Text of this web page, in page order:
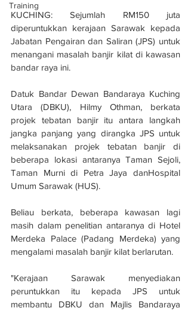
Training
KUCHING: Sejumlah RM150 juta
diperuntukkan kerajaan Sarawak kepada
Jabatan Pengairan dan Saliran (JPS) untuk
menangani masalah banjir kilat di kawasan
bandar raya ini.
Datuk Bandar Dewan Bandaraya Kuching
Utara (DBKU), Hilmy Othman, berkata
projek tebatan banjir itu antara langkah
jangka panjang yang dirangka JPS untuk
melaksanakan projek tebatan banjir di
beberapa lokasi antaranya Taman Sejoli,
Taman Murni di Petra Jaya danHospital
Umum Sarawak (HUS).
Beliau berkata, beberapa kawasan lagi
masih dalam penelitian antaranya di Hotel
Merdeka Palace (Padang Merdeka) yang
mengalami masalah banjir kilat berlarutan.
"Kerajaan Sarawak menyediakan
peruntukkan itu kepada JPS untuk
membantu DBKU dan Majlis Bandaraya